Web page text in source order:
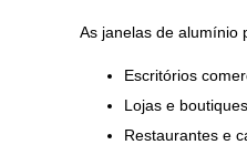
As janelas de alumínio
Escritórios
Lojas e boutiques
Restaurantes e